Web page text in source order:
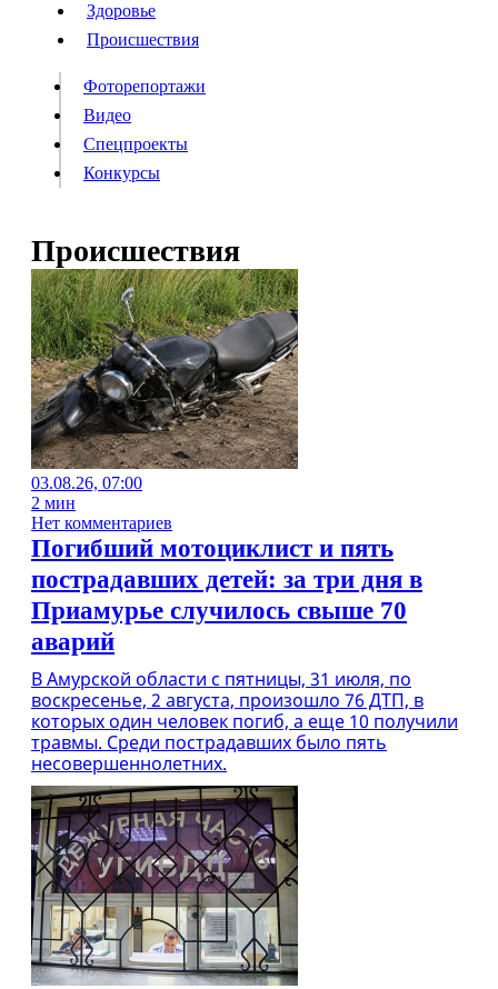
Происшествия
Видео
Конкурсы
ИнформацияПодпискаРекламаВсе новости
Здоровье
Происшествия
Фоторепортажи
Видео
Спецпроекты
Конкурсы
Происшествия
03.08.26, 07:00
2 мин
Нет комментариев
Погибший мотоциклист и пять
пострадавших детей: за три дня в
Приамурье случилось свыше 70
аварий
В Амурской области с пятницы, 31 июля, по
воскресенье, 2 августа, произошло 76 ДТП, в
которых один человек погиб, а еще 10 получили
травмы. Среди пострадавших было пять
несовершеннолетних.